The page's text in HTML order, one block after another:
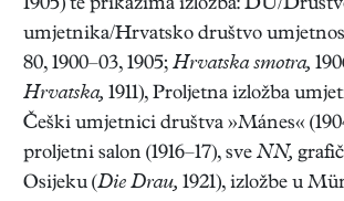
1905) te prikazima izložba: DU/
umjetnika/Hrvatsko društvo
80, 1900–03, 1905; Hrvatska smotra,
Hrvatska, 1911), Proljetna izložba
Češki umjetnici društva »Mánes«
proljetni salon (1916–17), sve NN,
Osijeku (Die Drau, 1921), izložbe u